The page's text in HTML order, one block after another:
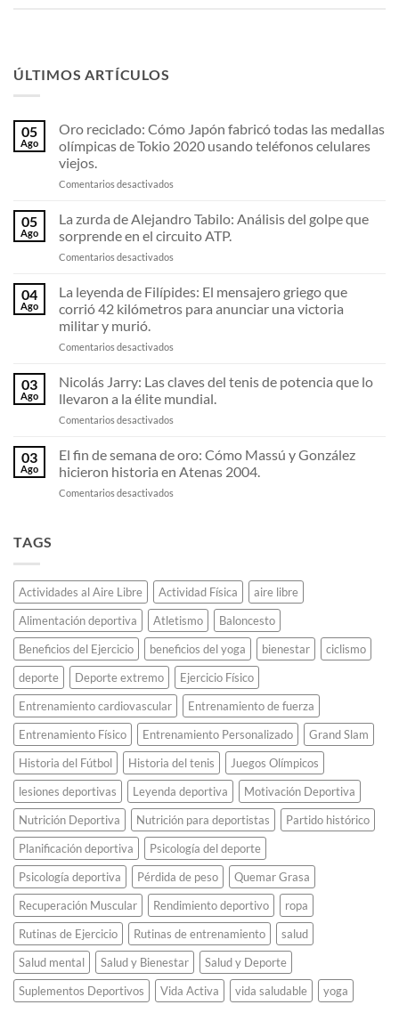
ÚLTIMOS ARTÍCULOS
05
Ago
Oro reciclado: Cómo Japón fabricó todas las medallas
olímpicas de Tokio 2020 usando teléfonos celulares
viejos.
Comentarios desactivados
reciclado:
Japón
fabricó
las
olímpicas
Tokio
usando
teléfonos
viejos.
05
Ago
La zurda de Alejandro Tabilo: Análisis del golpe que
sorprende en el circuito ATP.
Comentarios desactivados
zurda
Alejandro
Análisis
golpe
sorprende
en
circuito
ATP.
04
Ago
La leyenda de Filípides: El mensajero griego que
corrió 42 kilómetros para anunciar una victoria
militar y murió.
Comentarios desactivados
leyenda
Filípides:
El
griego
que
42
militar
y
murió.
03
Ago
Nicolás Jarry: Las claves del tenis de potencia que lo
llevaron a la élite mundial.
Comentarios desactivados
claves
del
llevaron
a
la
élite
mundial.
03
Ago
El fin de semana de oro: Cómo Massú y González
hicieron historia en Atenas 2004.
Comentarios desactivados
oro:
Cómo
Massú
y
González
hicieron
historia
en
Atenas
2004.
TAGS
Actividades al Aire Libre Actividad Física
aire libre
Alimentación deportiva
Atletismo
Baloncesto
Beneficios del Ejercicio
beneficios del yoga bienestar
ciclismo
deporte
Deporte extremo
Ejercicio Físico
Entrenamiento cardiovascular
Entrenamiento de fuerza
Entrenamiento Físico
Entrenamiento Personalizado
Grand Slam
Historia del Fútbol
Historia del tenis
Juegos Olímpicos
lesiones deportivas
Leyenda deportiva
Motivación Deportiva
Nutrición Deportiva
Nutrición para deportistas
Partido histórico
Planificación deportiva
Psicología del deporte
Psicología deportiva
Pérdida de peso
Quemar Grasa
Recuperación Muscular
Rendimiento deportivo
ropa
Rutinas de Ejercicio
Rutinas de entrenamiento
salud
Salud mental
Salud y Bienestar
Salud y Deporte
Suplementos Deportivos
Vida Activa vida saludable yoga